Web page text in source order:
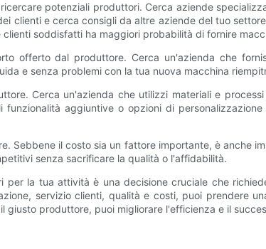
potenziali produttori. Cerca aziende
e cerca consigli da altre aziende del tuo
soddisfatti ha maggiori probabilità di fornire
offerto dal produttore. Cerca un'azienda che
e senza problemi con la tua nuova macchina
Cerca un'azienda che utilizzi materiali e
aggiuntive o opzioni di
Sebbene il costo sia un fattore importante, è anche
senza sacrificare la qualità o l'affidabilità.
la tua attività è una decisione cruciale che
servizio clienti, qualità e costi, puoi prendere
produttore, puoi migliorare l'efficienza e il